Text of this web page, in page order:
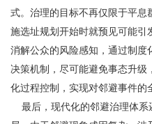
式。治理的目标不再仅限于平息
施选址规划开始时就预见可能引
消解公众的风险感知，通过制度
决策机制，尽可能避免事态升级
化过程控制，实现对邻避事件的
最后，现代化的邻避治理体系